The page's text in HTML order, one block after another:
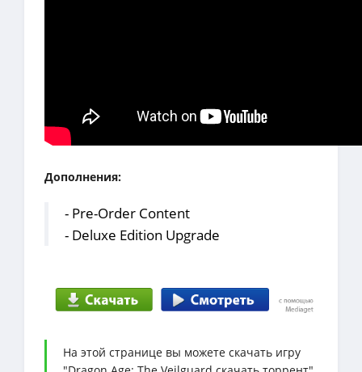
Дополнения:
- Pre-Order Content
- Deluxe Edition Upgrade
На этой странице вы можете скачать игру